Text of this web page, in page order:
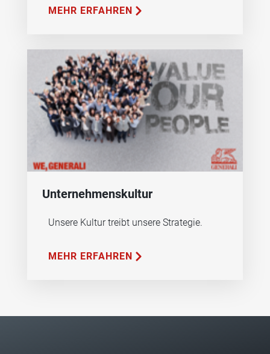
MEHR ERFAHREN
Unternehmenskultur
Unsere Kultur treibt unsere Strategie.
MEHR ERFAHREN